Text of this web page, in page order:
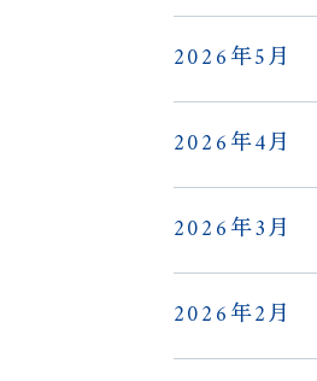
2026年5月
2026年4月
2026年3月
2026年2月